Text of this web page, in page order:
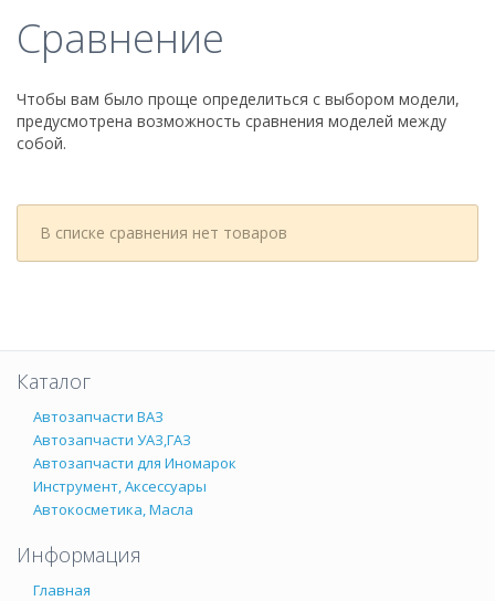
Сравнение
Чтобы вам было проще определиться с выбором модели,
предусмотрена возможность сравнения моделей между
собой.
В списке сравнения нет товаров
Каталог
Автозапчасти ВАЗ
Автозапчасти УАЗ,ГАЗ
Автозапчасти для Иномарок
Инструмент, Аксессуары
Автокосметика, Масла
Информация
Главная